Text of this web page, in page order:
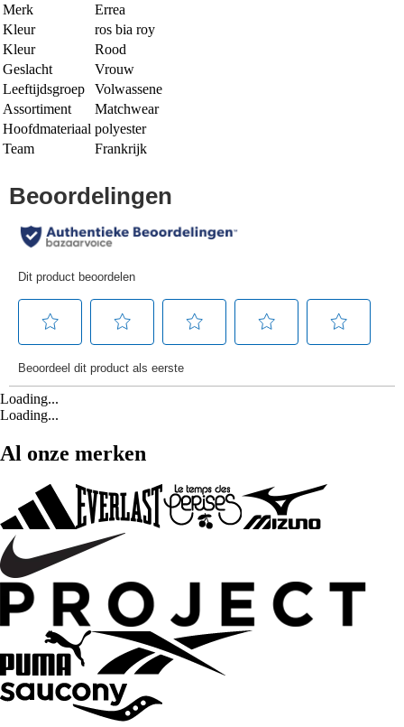
Merk
Errea
Kleur
ros bia roy
Kleur
Rood
Geslacht
Vrouw
Leeftijdsgroep
Volwassene
Assortiment
Matchwear
Hoofdmateriaal polyester
Team
Frankrijk
Loading...
Loading...
Al onze merken